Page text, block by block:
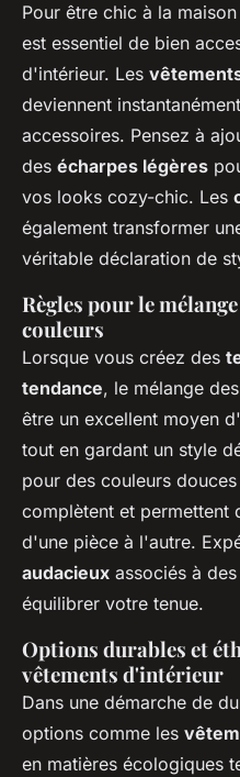
Pour être chic à la
est essentiel de bien
d'intérieur. Les
deviennent
accessoires. Pensez à
des écharpes légères
vos looks cozy-chic. Les
également transformer
véritable déclaration de
Règles pour le
couleurs
Lorsque vous créez des
tendance, le mélange
être un excellent moyen
tout en gardant un style
pour des couleurs
complètent et permettent
d'une pièce à l'autre.
audacieux associés à des
équilibrer votre tenue.
Options durables et
vêtements d'intérieur
Dans une démarche de
options comme les
en matières écologiques